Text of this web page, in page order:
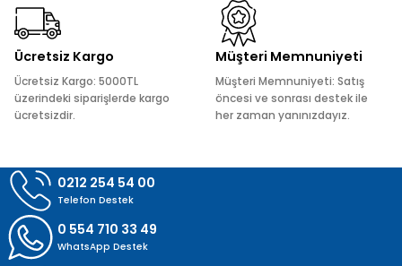
Bu ürüne benzer farklı alternatifler olmalı.
Ücretsiz Kargo
Ücretsiz Kargo: 5000TL
üzerindeki siparişlerde kargo
ücretsizdir.
Müşteri Memnuniyeti
Müşteri Memnuniyeti: Satış
öncesi ve sonrası destek ile
her zaman yanınızdayız.
0212 254 54 00
Telefon Destek
0 554 710 33 49
WhatsApp Destek